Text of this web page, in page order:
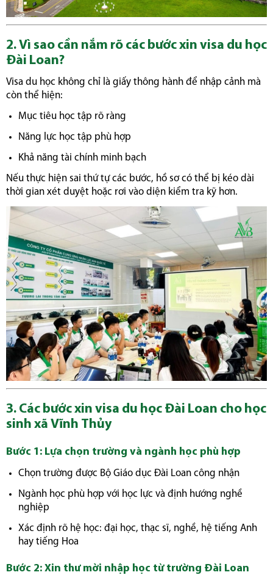
2. Vì sao cần nắm rõ các bước xin visa du học
Đài Loan?
Visa du học không chỉ là giấy thông hành để nhập cảnh mà
còn thể hiện:
Mục tiêu học tập rõ ràng
Năng lực học tập phù hợp
Khả năng tài chính minh bạch
Nếu thực hiện sai thứ tự các bước, hồ sơ có thể bị kéo dài
thời gian xét duyệt hoặc rơi vào diện kiểm tra kỹ hơn.
3. Các bước xin visa du học Đài Loan cho học
sinh xã Vĩnh Thủy
Bước 1: Lựa chọn trường và ngành học phù hợp
Chọn trường được Bộ Giáo dục Đài Loan công nhận
Ngành học phù hợp với học lực và định hướng nghề
nghiệp
Xác định rõ hệ học: đại học, thạc sĩ, nghề, hệ tiếng Anh
hay tiếng Hoa
Bước 2: Xin thư mời nhập học từ trường Đài Loan